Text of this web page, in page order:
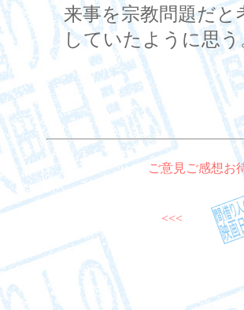
来事を宗教問題だ
していたように思う
ご意見ご感想お
<<<